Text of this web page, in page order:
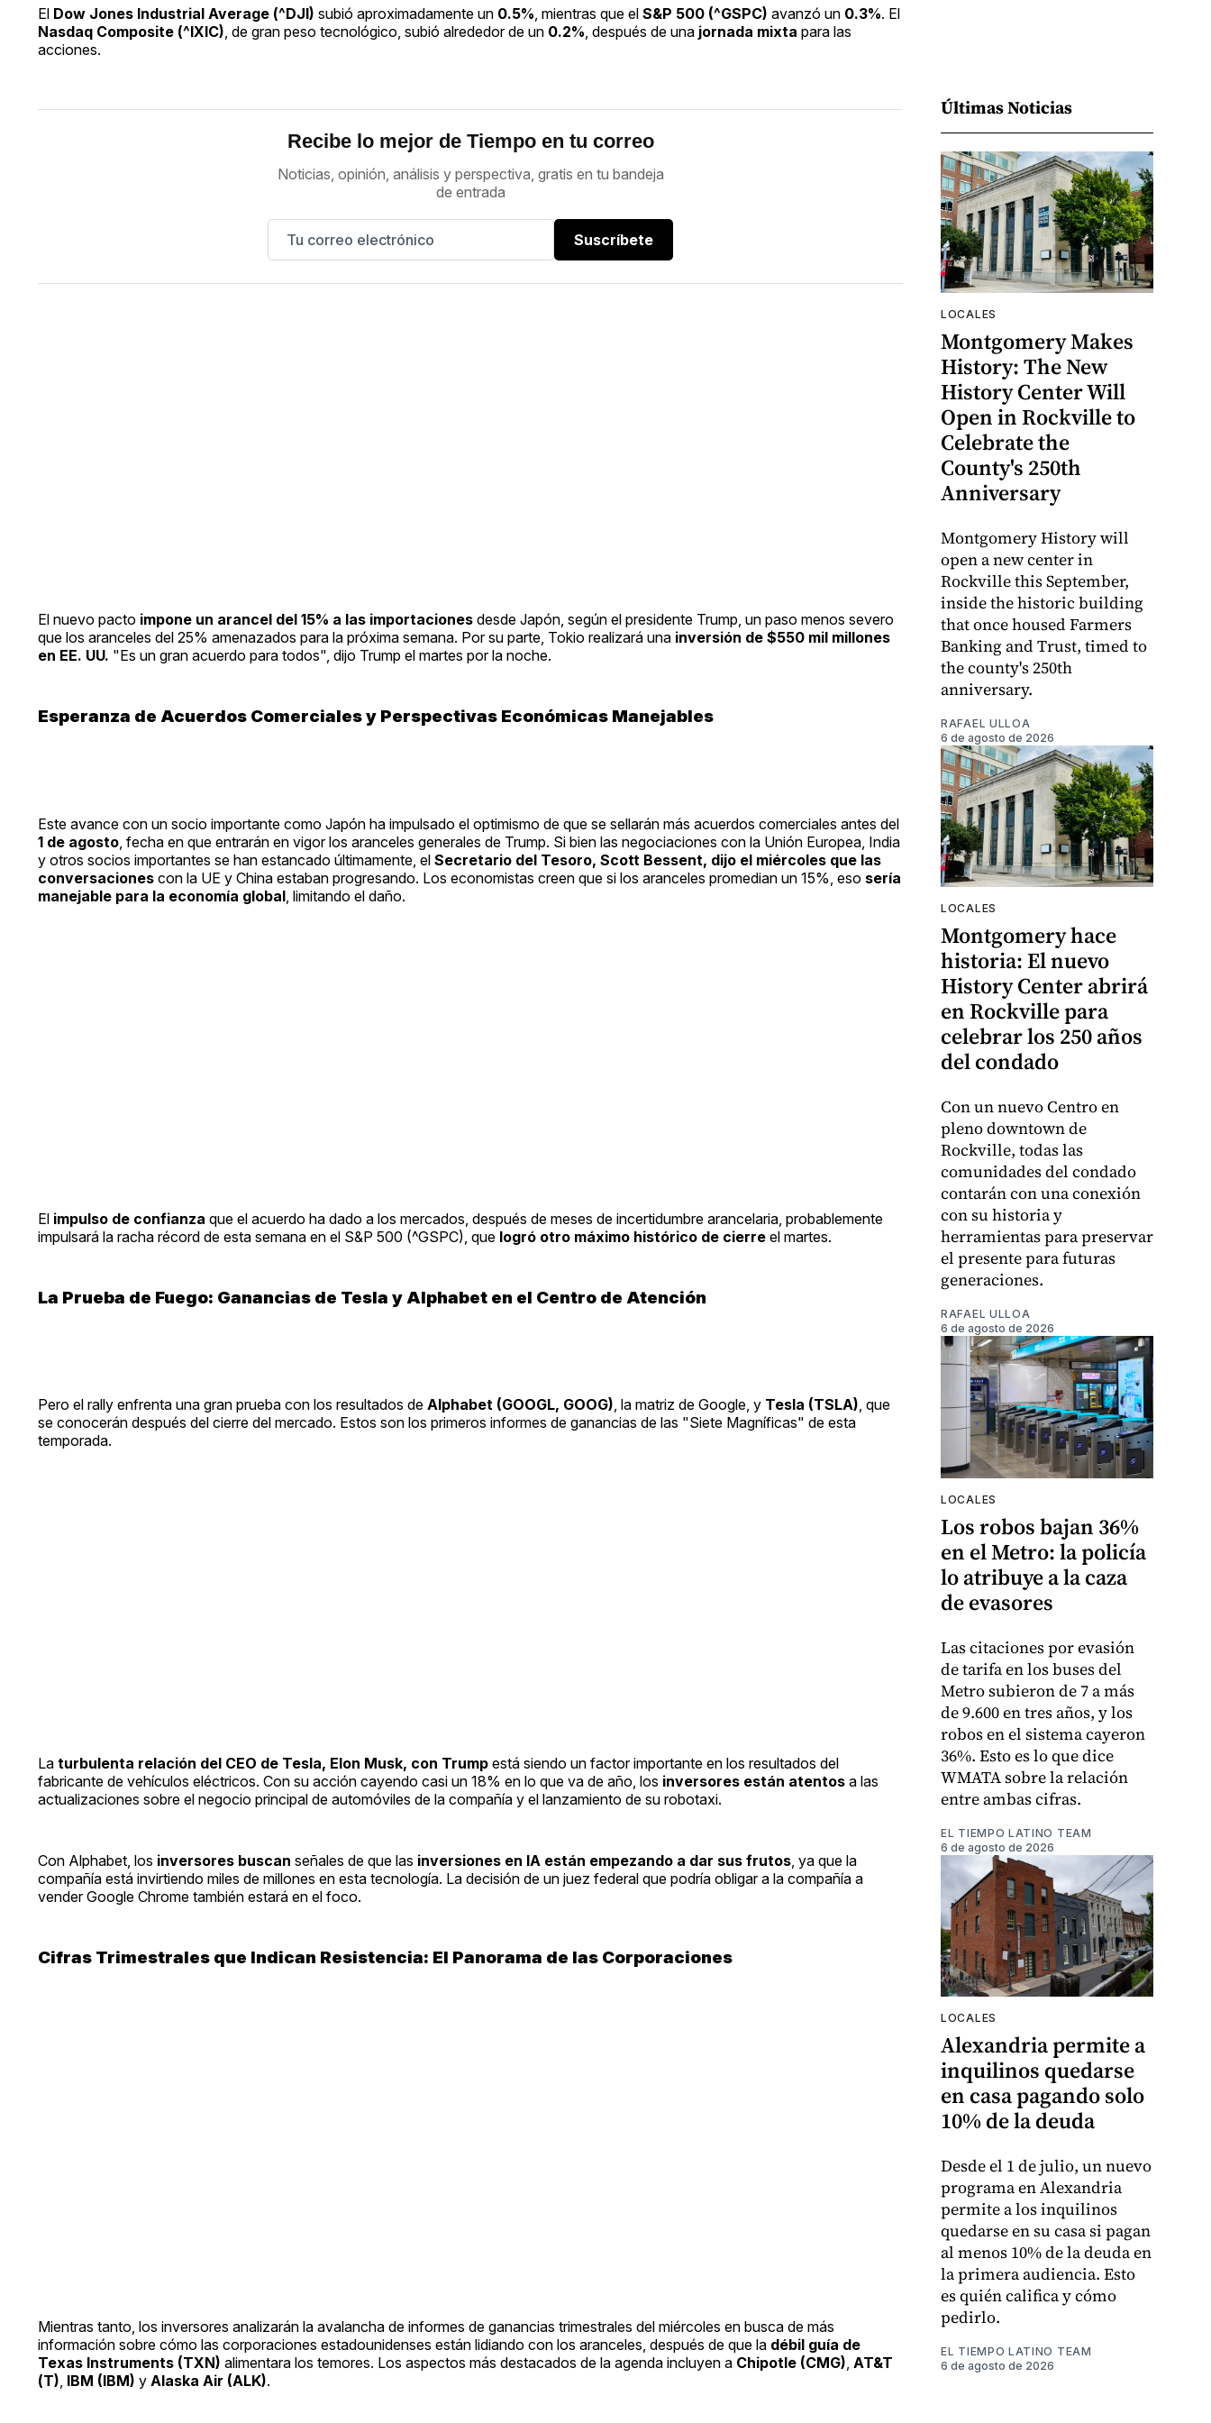
El Dow Jones Industrial Average (^DJI) subió aproximadamente un 0.5% , mientras que el S&P 500 (^GSPC) avanzó un 0.3%. El
Nasdaq Composite (^IXIC) , de gran peso tecnológico, subió alrededor de un 0.2% , después de una jornada mixta para las
acciones.
Recibe lo mejor de Tiempo en tu correo
Noticias, opinión, análisis y perspectiva, gratis en tu bandeja
de entrada
Suscríbete
El nuevo pacto impone un arancel del 15% a las importaciones desde Japón, según el presidente Trump, un paso menos severo
que los aranceles del 25% amenazados para la próxima semana. Por su parte, Tokio realizará una inversión de $550 mil millones
en EE. UU. "Es un gran acuerdo para todos", dijo Trump el martes por la noche.
Esperanza de Acuerdos Comerciales y Perspectivas Económicas Manejables
Este avance con un socio importante como Japón ha impulsado el optimismo de que se sellarán más acuerdos comerciales antes del
1 de agosto , fecha en que entrarán en vigor los aranceles generales de Trump. Si bien las negociaciones con la Unión Europea, India
y otros socios importantes se han estancado últimamente, el Secretario del Tesoro, Scott Bessent, dijo el miércoles que las
conversaciones con la UE y China estaban progresando. Los economistas creen que si los aranceles promedian un 15%, eso sería
manejable para la economía global , limitando el daño.
El impulso de confianza que el acuerdo ha dado a los mercados, después de meses de incertidumbre arancelaria, probablemente
impulsará la racha récord de esta semana en el S&P 500 (^GSPC), que logró otro máximo histórico de cierre el martes.
La Prueba de Fuego: Ganancias de Tesla y Alphabet en el Centro de Atención
Pero el rally enfrenta una gran prueba con los resultados de Alphabet (GOOGL, GOOG), la matriz de Google, y Tesla (TSLA), que
se conocerán después del cierre del mercado. Estos son los primeros informes de ganancias de las "Siete Magníficas" de esta
temporada.
La turbulenta relación del CEO de Tesla, Elon Musk, con Trump está siendo un factor importante en los resultados del
fabricante de vehículos eléctricos. Con su acción cayendo casi un 18% en lo que va de año, los inversores están atentos a las
actualizaciones sobre el negocio principal de automóviles de la compañía y el lanzamiento de su robotaxi.
Con Alphabet, los inversores buscan señales de que las inversiones en IA están empezando a dar sus frutos, ya que la
compañía está invirtiendo miles de millones en esta tecnología. La decisión de un juez federal que podría obligar a la compañía a
vender Google Chrome también estará en el foco.
Cifras Trimestrales que Indican Resistencia: El Panorama de las Corporaciones
Mientras tanto, los inversores analizarán la avalancha de informes de ganancias trimestrales del miércoles en busca de más
información sobre cómo las corporaciones estadounidenses están lidiando con los aranceles, después de que la débil guía de
Texas Instruments (TXN) alimentara los temores. Los aspectos más destacados de la agenda incluyen a Chipotle (CMG) AT&T
(T) IBM (IBM) y Alaska Air (ALK).
Últimas Noticias
LOCALES
Montgomery Makes
History: The New
History Center Will
Open in Rockville to
Celebrate the
County's 250th
Anniversary
Montgomery History will
open a new center in
Rockville this September,
inside the historic building
that once housed Farmers
Banking and Trust, timed to
the county's 250th
anniversary.
RAFAEL ULLOA
6 de agosto de 2026
LOCALES
Montgomery hace
historia: El nuevo
History Center abrirá
en Rockville para
celebrar los 250 años
del condado
Con un nuevo Centro en
pleno downtown de
Rockville, todas las
comunidades del condado
contarán con una conexión
con su historia y
herramientas para preservar
el presente para futuras
generaciones.
RAFAEL ULLOA
6 de agosto de 2026
LOCALES
Los robos bajan 36%
en el Metro: la policía
lo atribuye a la caza
de evasores
Las citaciones por evasión
de tarifa en los buses del
Metro subieron de 7 a más
de 9.600 en tres años, y los
robos en el sistema cayeron
36%. Esto es lo que dice
WMATA sobre la relación
entre ambas cifras.
EL TIEMPO LATINO TEAM
6 de agosto de 2026
LOCALES
Alexandria permite a
inquilinos quedarse
en casa pagando solo
10% de la deuda
Desde el 1 de julio, un nuevo
programa en Alexandria
permite a los inquilinos
quedarse en su casa si pagan
al menos 10% de la deuda en
la primera audiencia. Esto
es quién califica y cómo
pedirlo.
EL TIEMPO LATINO TEAM
6 de agosto de 2026